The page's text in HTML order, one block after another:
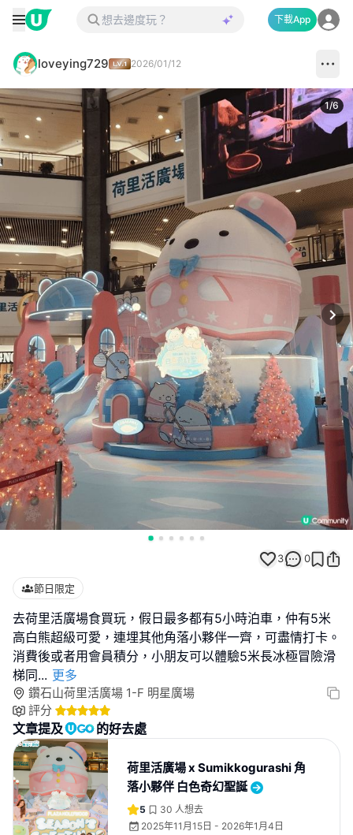
下載App
loveying729 2026/01/12
1/6
3 0
節日限定
去荷里活廣場食買玩，假日最多都有5小時泊車，仲有5米
高白熊超級可愛，連埋其他角落小夥伴一齊，可盡情打卡。
消費後或者用會員積分，小朋友可以體驗5米長冰極冒險滑
梯同... 更多
鑽石山荷里活廣場 1-F 明星廣場
評分
文章提及 的好去處
荷里活廣場 x Sumikkogurashi 角
落小夥伴 白色奇幻聖誕
5 30 人想去
2025年11月15日 - 2026年1月4日